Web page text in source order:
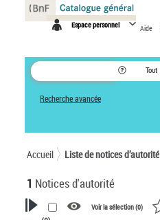
Espace personnel Aide
Tout
Recherche avancée
Accueil Liste de notices d’autorité
1 Notices d'autorité
Voir la sélection (0)
Panneau de gestion des cookies